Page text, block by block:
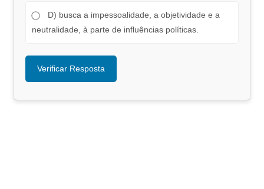
D) busca a impessoalidade, a objetividade e a
neutralidade, à parte de influências políticas.
Verificar Resposta